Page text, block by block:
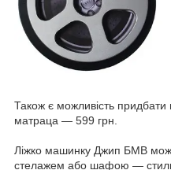
Також є можливість придбати
матраца — 599 грн.
Ліжко машинку Джип БМВ
стелажем або шафою —